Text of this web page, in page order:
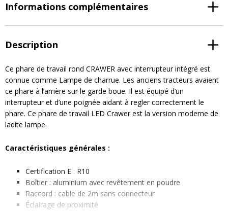
Informations complémentaires
Description
Ce phare de travail rond CRAWER avec interrupteur intégré est
connue comme Lampe de charrue. Les anciens tracteurs avaient
ce phare à l’arrière sur le garde boue. Il est équipé d’un
interrupteur et d’une poignée aidant à regler correctement le
phare. Ce phare de travail LED Crawer est la version moderne de
ladite lampe.
Caractéristiques générales :
Certification E : R10
Boîtier : aluminium avec revêtement en poudre
Raccord : cable de 2m sans connecteur
Éclairage de proximité